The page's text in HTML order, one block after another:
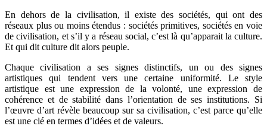
En dehors de la civilisation, il existe des sociétés, qui ont des
réseaux plus ou moins étendus : sociétés primitives, sociétés en voie
de civilisation, et s’il y a réseau social, c’est là qu’apparait la culture.
Et qui dit culture dit alors peuple.
Chaque civilisation a ses signes distinctifs, un ou des signes
artistiques qui tendent vers une certaine uniformité. Le style
artistique est une expression de la volonté, une expression de
cohérence et de stabilité dans l’orientation de ses institutions. Si
l’œuvre d’art révèle beaucoup sur sa civilisation, c’est parce qu’elle
est une clé en termes d’idées et de valeurs.